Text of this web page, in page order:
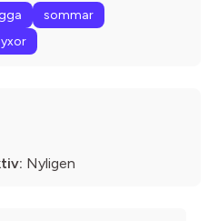
sommar
Nyligen